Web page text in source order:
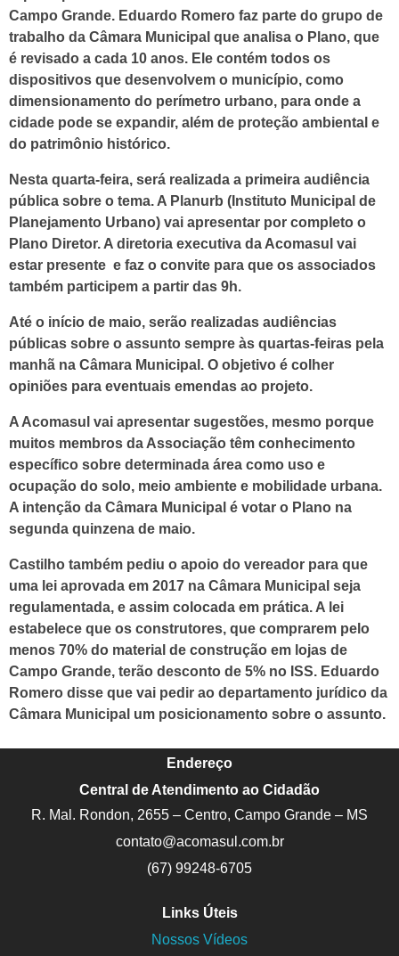
Campo Grande. Eduardo Romero faz parte do grupo de
trabalho da Câmara Municipal que analisa o Plano, que
é revisado a cada 10 anos. Ele contém todos os
dispositivos que desenvolvem o município, como
dimensionamento do perímetro urbano, para onde a
cidade pode se expandir, além de proteção ambiental e
do patrimônio histórico.
Nesta quarta-feira, será realizada a primeira audiência
pública sobre o tema. A Planurb (Instituto Municipal de
Planejamento Urbano) vai apresentar por completo o
Plano Diretor. A diretoria executiva da Acomasul vai
estar presente e faz o convite para que os associados
também participem a partir das 9h.
Até o início de maio, serão realizadas audiências
públicas sobre o assunto sempre às quartas-feiras pela
manhã na Câmara Municipal. O objetivo é colher
opiniões para eventuais emendas ao projeto.
A Acomasul vai apresentar sugestões, mesmo porque
muitos membros da Associação têm conhecimento
específico sobre determinada área como uso e
ocupação do solo, meio ambiente e mobilidade urbana.
A intenção da Câmara Municipal é votar o Plano na
segunda quinzena de maio.
Castilho também pediu o apoio do vereador para que
uma lei aprovada em 2017 na Câmara Municipal seja
regulamentada, e assim colocada em prática. A lei
estabelece que os construtores, que comprarem pelo
menos 70% do material de construção em lojas de
Campo Grande, terão desconto de 5% no ISS. Eduardo
Romero disse que vai pedir ao departamento jurídico da
Câmara Municipal um posicionamento sobre o assunto.
Endereço
Central de Atendimento ao Cidadão
R. Mal. Rondon, 2655 – Centro, Campo Grande – MS
contato@acomasul.com.br
(67) 99248-6705
Links Úteis
Nossos Vídeos